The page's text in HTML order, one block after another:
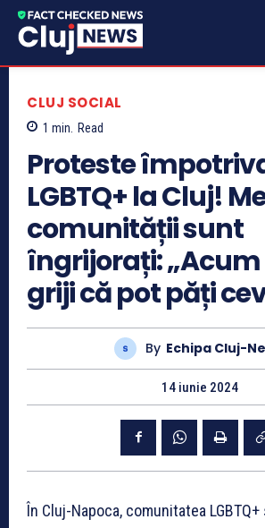
CLUJ SOCIAL
1 min. Read
Proteste
LGBTQ+ la Cluj!
comunității sunt
îngrijorați:
griji că pot păți
By Echipa Cluj-
14 iunie 2024
În Cluj-Napoca, comunitatea